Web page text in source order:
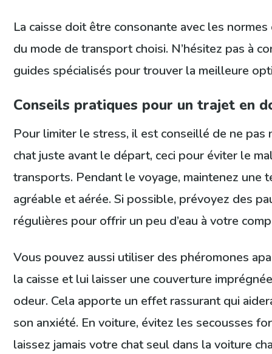
La caisse doit être consonante avec les
du mode de transport choisi. N’hésitez pas à
guides spécialisés pour trouver la meilleure
Conseils pratiques pour un trajet en
Pour limiter le stress, il est conseillé de ne pas
chat juste avant le départ, ceci pour éviter le
transports. Pendant le voyage, maintenez une
agréable et aérée. Si possible, prévoyez des
régulières pour offrir un peu d’eau à votre
Vous pouvez aussi utiliser des phéromones
la caisse et lui laisser une couverture
odeur. Cela apporte un effet rassurant qui
son anxiété. En voiture, évitez les secousses
laissez jamais votre chat seul dans la voiture